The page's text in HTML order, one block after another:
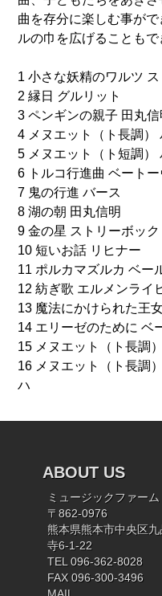
曲を存分に楽しむ事が
ルの巾を広げることもで
1 小さな妖精のワルツ
2 縁日 グルリット
3 ペンギンの親子 田丸信
4 メヌエット（ト長調）
5 メヌエット（ト短調）
6 トルコ行進曲 ベート
7 鬼の行進 バース
8 湖の朝 田丸信明
9 金の星 ストリーボック
10 短いお話 リヒナー
11 ポルカマズルカ ベー
12 紡ぎ歌 エルメンライ
13 魔法にかけられた王
14 エリーゼのために ベ
15 メヌエット（ト長
16 メヌエット（ト長
ハ
ABOUT US
ミュージックファーム
〒862-0976
熊本県熊本市中央区九
寺6-1-22
TEL 096-362-8028
FAX 096-300-3496